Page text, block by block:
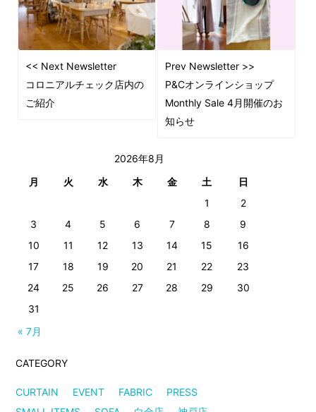
<< Next Newsletter
コロニアルチェック店内の
ご紹介
Prev Newsletter >>
P&Cオンラインショップ
Monthly Sale 4月開催のお
知らせ
2026年8月
月
火 水 木 金 土 日
« 7月
1
2
3
4 5 6 7 8
9
10
11 12 13 14 15
16
17
18 19 20 21 22
23
24
25 26 27 28 29
30
31
CATEGORY
CURTAIN EVENT FABRIC
PRESS